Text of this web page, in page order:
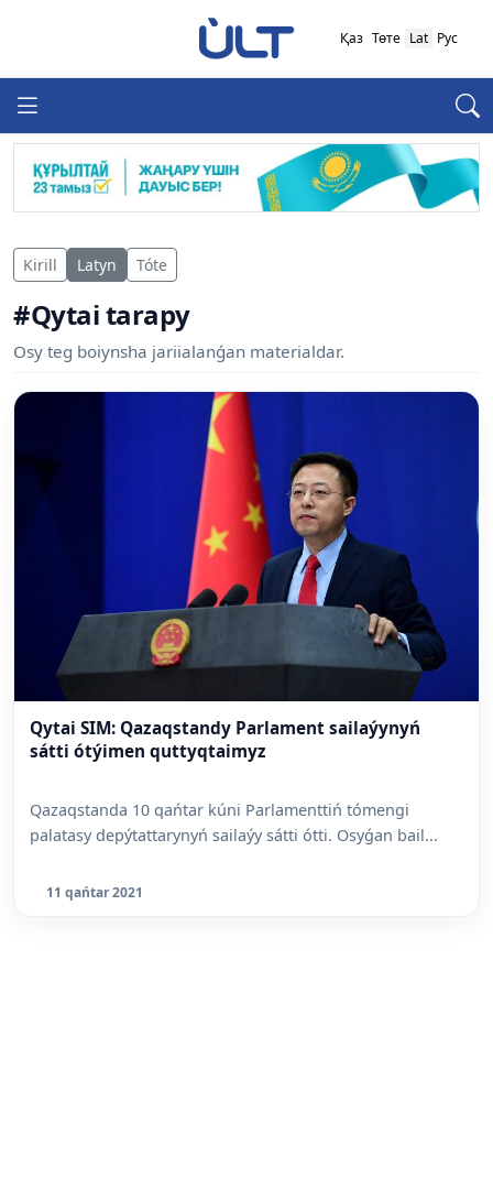
Қаз Төте Lat Рус
Kirill Latyn Tóte
#Qytai tarapy
Osy teg boiynsha jariialanǵan materialdar.
Qytai SIM: Qazaqstandy Parlament sailaýynyń
sátti ótýimen quttyqtaimyz
Qazaqstanda 10 qańtar kúni Parlamenttiń tómengi
palatasy depýtattarynyń sailaýy sátti ótti. Osyǵan bail...
11 qańtar 2021